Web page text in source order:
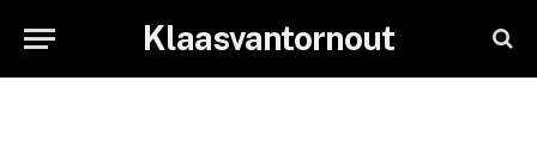
Klaasvantornout